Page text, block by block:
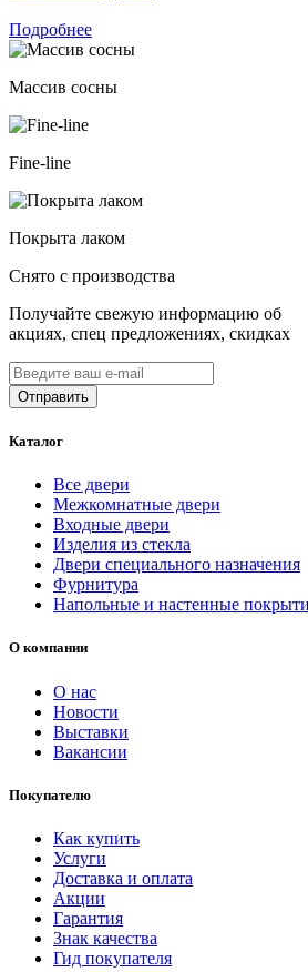
Подробнее
Массив сосны
Fine-line
Покрыта лаком
Снято с производства
Получайте свежую информацию об
акциях, спец предложениях, скидках
Каталог
Все двери
Межкомнатные двери
Входные двери
Изделия из стекла
Двери специального назначения
Фурнитура
Напольные и настенные
О компании
О нас
Новости
Выставки
Вакансии
Покупателю
Как купить
Услуги
Доставка и оплата
Акции
Гарантия
Знак качества
Гид покупателя